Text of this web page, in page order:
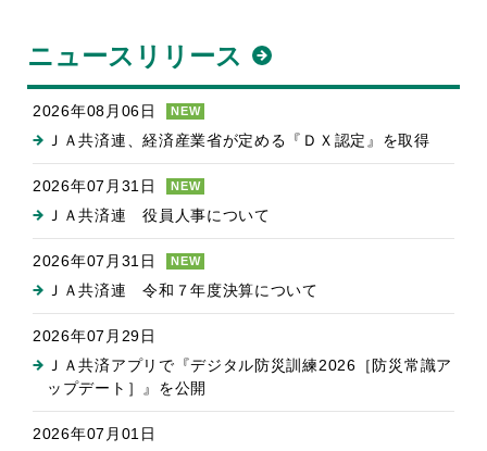
ニュースリリース
2026年08月06日 NEW
ＪＡ共済連、経済産業省が定める『ＤＸ認定』を取得
2026年07月31日 NEW
ＪＡ共済連 役員人事について
2026年07月31日 NEW
ＪＡ共済連 令和７年度決算について
2026年07月29日
ＪＡ共済アプリで『デジタル防災訓練2026［防災常識ア
ップデート］』を公開
2026年07月01日